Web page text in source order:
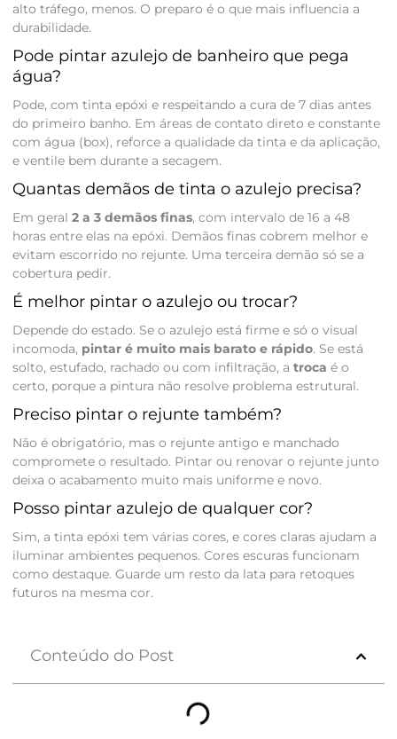
alto tráfego, menos. O preparo é o que mais influencia a
durabilidade.
Pode pintar azulejo de banheiro que pega
água?
Pode, com tinta epóxi e respeitando a cura de 7 dias antes
do primeiro banho. Em áreas de contato direto e constante
com água (box), reforce a qualidade da tinta e da aplicação,
e ventile bem durante a secagem.
Quantas demãos de tinta o azulejo precisa?
Em geral 2 a 3 demãos finas, com intervalo de 16 a 48
horas entre elas na epóxi. Demãos finas cobrem melhor e
evitam escorrido no rejunte. Uma terceira demão só se a
cobertura pedir.
É melhor pintar o azulejo ou trocar?
Depende do estado. Se o azulejo está firme e só o visual
incomoda, pintar é muito mais barato e rápido. Se está
solto, estufado, rachado ou com infiltração, a troca é o
certo, porque a pintura não resolve problema estrutural.
Preciso pintar o rejunte também?
Não é obrigatório, mas o rejunte antigo e manchado
compromete o resultado. Pintar ou renovar o rejunte junto
deixa o acabamento muito mais uniforme e novo.
Posso pintar azulejo de qualquer cor?
Sim, a tinta epóxi tem várias cores, e cores claras ajudam a
iluminar ambientes pequenos. Cores escuras funcionam
como destaque. Guarde um resto da lata para retoques
futuros na mesma cor.
Conteúdo do Post